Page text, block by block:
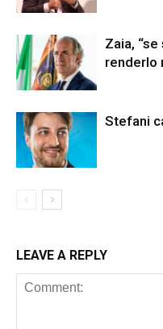
Zaia,
renderlo
Stefani
LEAVE A REPLY